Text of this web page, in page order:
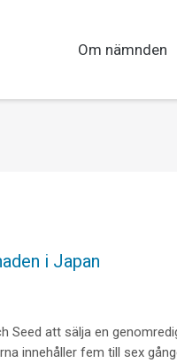
Om nämnden
i Japan
Seed att sälja en
innehåller fem till sex